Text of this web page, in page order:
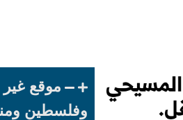
موقع
وفلسطين